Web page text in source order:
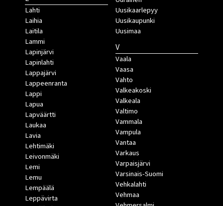
Lahti
Laihia
Laitila
Lammi
Lapinjärvi
Lapinlahti
Lappajärvi
Lappeenranta
Lappi
Lapua
Lapväärtti
Laukaa
Lavia
Lehtimäki
Leivonmäki
Lemi
Lemu
Lempäälä
Leppävirta
Uusikaarlepyy
Uusikaupunki
Uusimaa
V
Vaala
Vaasa
Vahto
Valkeakoski
Valkeala
Valtimo
Vammala
Vampula
Vantaa
Varkaus
Varpaisjärvi
Varsinais-Suomi
Vehkalahti
Vehmaa